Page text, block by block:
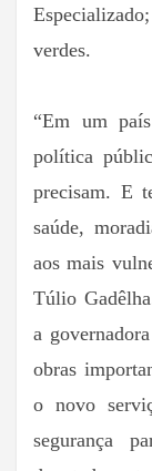
verdes.
“Em um
política
precisam. E
saúde,
aos mais
Túlio
a
obras
o novo
segurança